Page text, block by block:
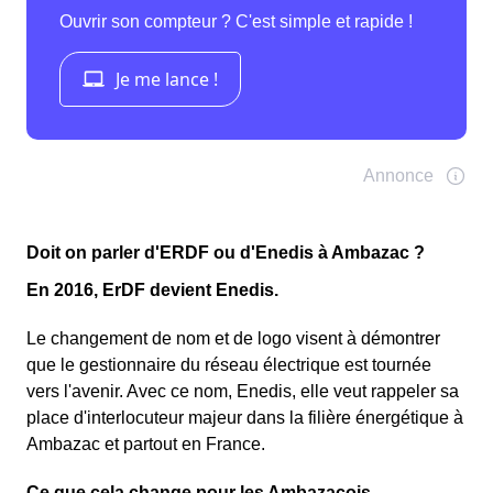
Doit on parler d'ERDF ou d'Enedis à Ambazac ?
En 2016, ErDF devient Enedis.
Le changement de nom et de logo visent à démontrer
que le gestionnaire du réseau électrique est tournée
vers l'avenir. Avec ce nom, Enedis, elle veut rappeler sa
place d'interlocuteur majeur dans la filière énergétique à
Ambazac et partout en France.